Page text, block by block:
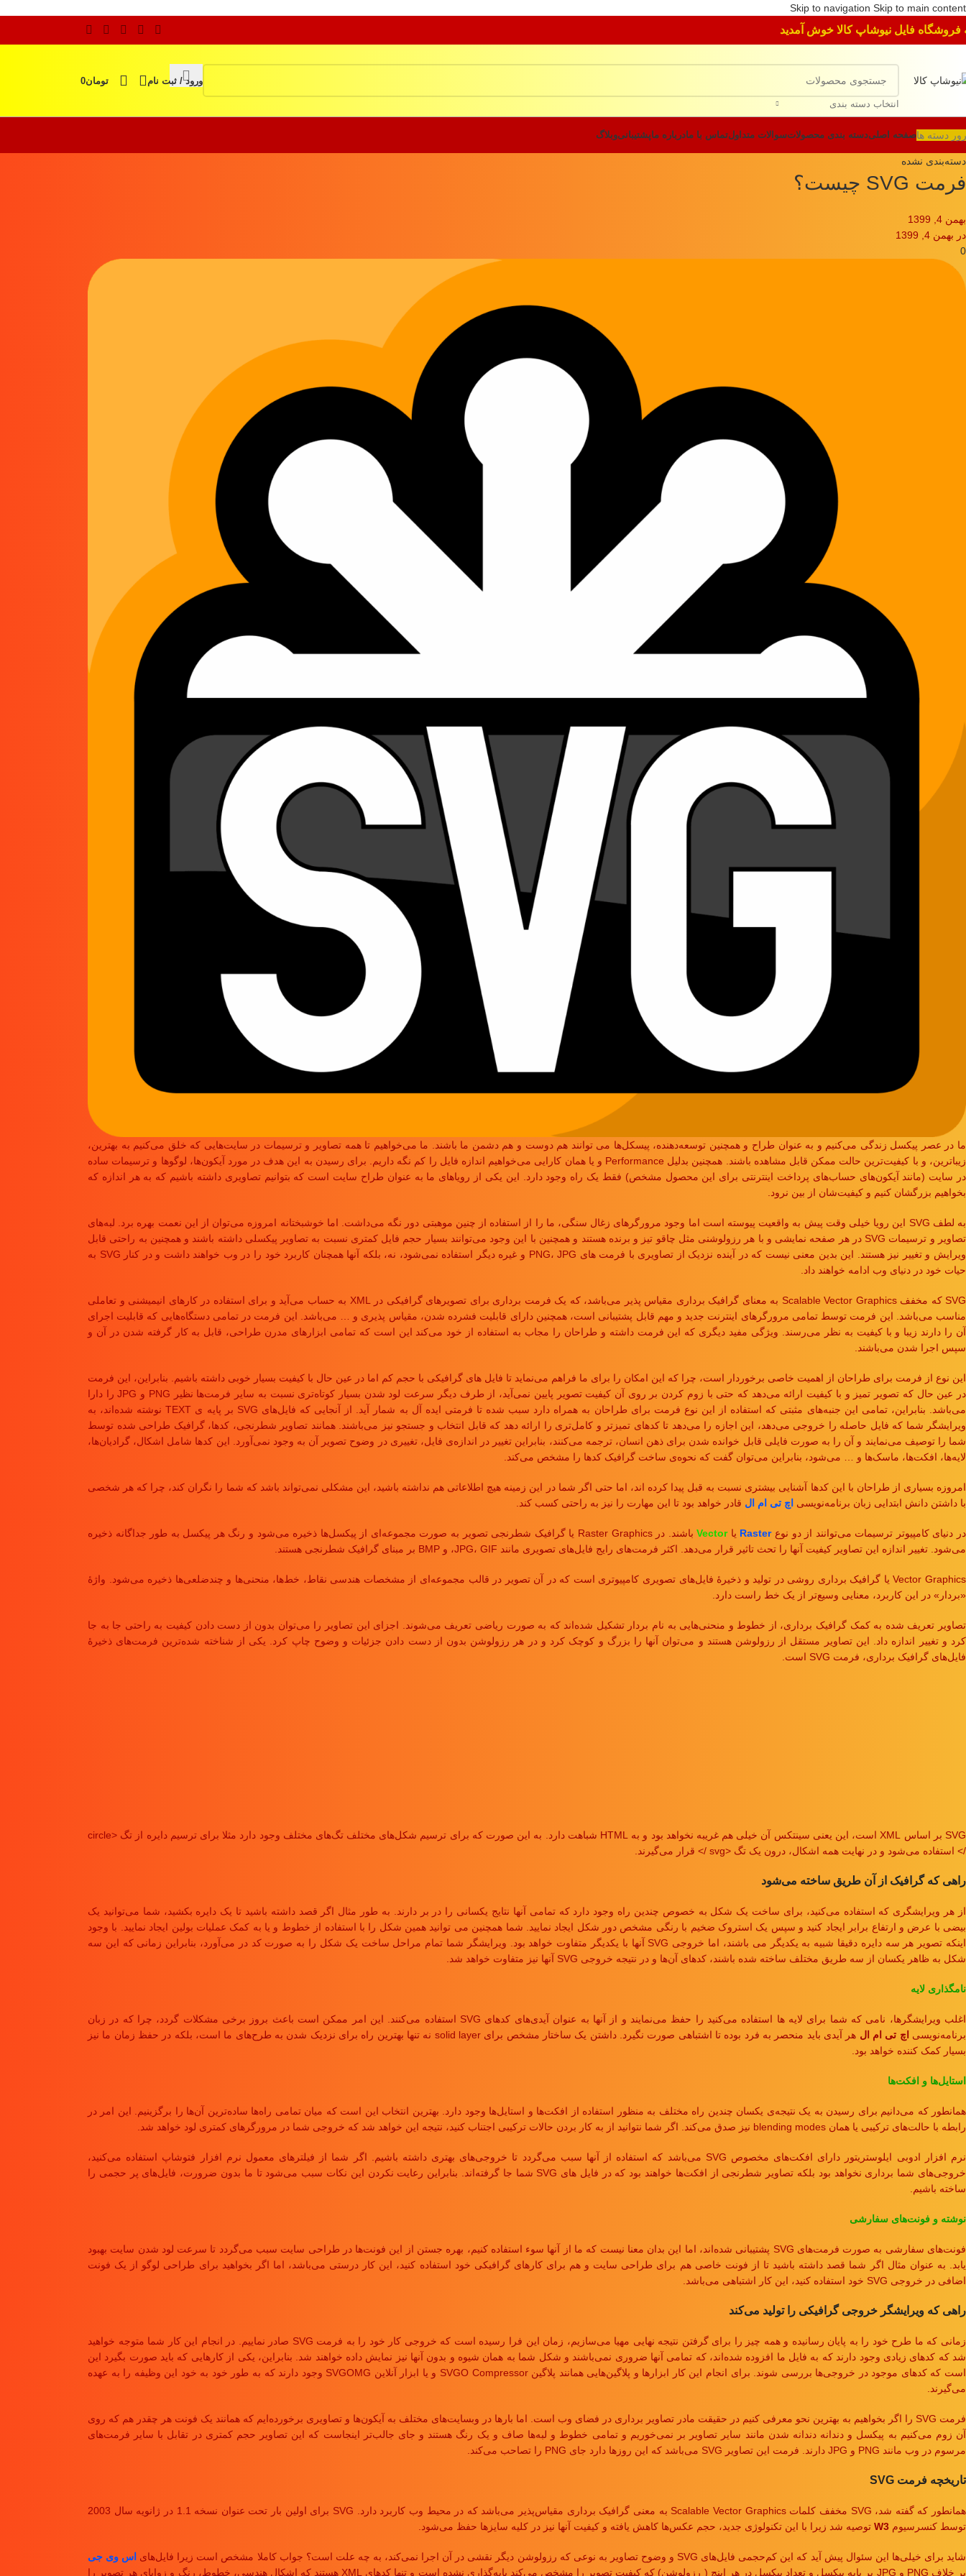
Skip to navigation Skip to main content
فروشگاه فایل نیوشاپ کالا خوش آمدید
انتخاب دسته بندی
ورود / ثبت نام تومان0
دسته هاصفحه اصلیدسته بندی محصولاتسوالات متداولتماس با مادرباره ماپشتیبانیوبلاگ
دسته‌بندی نشده
فرمت SVG چیست؟
بهمن 4, 1399
در بهمن 4, 1399
0
ما در عصر پیکسل زندگی می‌کنیم و به عنوان طراح و همچنین توسعه‌دهنده، پیسکل‌ها می توانند هم دوست و هم دشمن ما باشند. ما می‌خواهیم تا همه تصاویر و ترسیمات در سایت‌هایی که خلق می‌کنیم به بهترین،
زیباترین، و با کیفیت‌ترین حالت ممکن قابل مشاهده باشند. همچنین بدلیل Performance و یا همان کارایی می‌خواهیم اندازه فایل را کم نگه داریم. برای رسیدن به این هدف در مورد آیکون‌ها، لوگوها و ترسیمات ساده
در سایت (مانند آیکون‌های حساب‌های پرداخت اینترنتی برای این محصول مشخص) فقط یک راه وجود دارد. این یکی از رویاهای ما به عنوان طراح سایت است که بتوانیم تصاویری داشته باشیم که به هر اندازه که
بخواهیم بزرگشان کنیم و کیفیت‌شان از بین نرود.
به لطف SVG این رویا خیلی وقت پیش به واقعیت پیوسته است اما وجود مرورگرهای زغال سنگی، ما را از استفاده از چنین موهبتی دور نگه می‌داشت. اما خوشبختانه امروزه می‌توان از این نعمت بهره برد. لبه‌های
تصاویر و ترسیمات SVG در هر صفحه نمایشی و با هر رزولوشنی مثل چاقو تیز و برنده هستند و همچنین با این وجود می‌توانند بسیار حجم فایل کمتری نسبت به تصاویر پیکسلی داشته باشند و همچنین به راحتی قابل
ویرایش و تغییر نیز هستند. این بدین معنی نیست که در آینده نزدیک از تصاویری با فرمت های PNG، JPG و غیره دیگر استفاده نمی‌شود، نه، بلکه آنها همچنان کاربرد خود را در وب خواهند داشت و در کنار SVG به
حیات خود در دنیای وب ادامه خواهند داد.
SVG که مخفف Scalable Vector Graphics به معنای گرافیک برداری مقیاس پذیر می‌باشد، که یک فرمت برداری برای تصویرهای گرافیکی در XML به حساب می‌آید و برای استفاده در کارهای انیمیشنی و تعاملی
مناسب می‌باشد. این فرمت توسط تمامی مرورگرهای اینترنت جدید و مهم قابل پشتیبانی است، همچنین دارای قابلیت فشرده شدن، مقیاس پذیری و … می‌باشد. این فرمت در تمامی دستگاه‌هایی که قابلیت اجرای
آن را دارند زیبا و با کیفیت به نظر می‌رسند. ویژگی مفید دیگری که این فرمت داشته و طراحان را مجاب به استفاده از خود می‌کند این است که تمامی ابزارهای مدرن طراحی، قابل به کار گرفته شدن در آن و
سپس اجرا شدن می‌باشند.
این نوع از فرمت برای طراحان از اهمیت خاصی برخوردار است، چرا که این امکان را برای ما فراهم می‌نماید تا فایل های گرافیکی با حجم کم اما در عین حال با کیفیت بسیار خوبی داشته باشیم. بنابراین، این فرمت
در عین حال که تصویر تمیز و با کیفیت ارائه می‌دهد که حتی با زوم کردن بر روی آن کیفیت تصویر پایین نمی‌آید، از طرف دیگر سرعت لود شدن بسیار کوتاه‌تری نسبت به سایر فرمت‌ها نظیر PNG و JPG را دارا
می‌باشد. بنابراین، تمامی این جنبه‌های مثبتی که استفاده از این نوع فرمت برای طراحان به همراه دارد سبب شده تا فرمتی ایده آل به شمار آید. از آنجایی که فایل‌های SVG بر پایه ی TEXT نوشته شده‌اند، به
ویرایشگر شما که فایل حاصله را خروجی می‌دهد، این اجازه را می‌دهد تا کدهای تمیزتر و کامل‌تری را ارائه دهد که قابل انتخاب و جستجو نیز می‌باشند. همانند تصاویر شطرنجی، کدها، گرافیک طراحی شده توسط
شما را توصیف می‌نمایند و آن را به صورت فایلی قابل خوانده شدن برای ذهن انسان، ترجمه می‌کنند، بنابراین تغییر در اندازه‌ی فایل، تغییری در وضوح تصویر آن به وجود نمی‌آورد. این کدها شامل اشکال، گرادیان‌ها،
لایه‌ها، افکت‌ها، ماسک‌ها و … می‌شود، بنابراین می‌توان گفت که نحوه‌ی ساخت گرافیک کدها را مشخص می‌کند.
امروزه بسیاری از طراحان با این کدها آشنایی بیشتری نسبت به قبل پیدا کرده اند، اما حتی اگر شما در این زمینه هیچ اطلاعاتی هم نداشته باشید، این مشکلی نمی‌تواند باشد که شما را نگران کند، چرا که هر شخصی
با داشتن دانش ابتدایی زبان برنامه‌نویسی اچ تی ام ال قادر خواهد بود تا این مهارت را نیز به راحتی کسب کند.
در دنیای کامپیوتر ترسیمات می‌توانند از دو نوعRaster یاVector
باشند. در Raster Graphics یا گرافیک شطرنجی تصویر به صورت مجموعه‌ای از پیکسل‌ها ذخیره می‌شود و رنگ هر پیکسل به طور جداگانه ذخیره
می‌شود. تغییر اندازه این تصاویر کیفیت آنها را تحث تاثیر قرار می‌دهد. اکثر فرمت‌های رایج فایل‌های تصویری مانند JPG، GIF، و BMP بر مبنای گرافیک شطرنجی هستند.
Vector Graphics یا گرافیک برداری روشی در تولید و ذخیرهٔ فایل‌های تصویری کامپیوتری است که در آن تصویر در قالب مجموعه‌ای از مشخصات هندسی نقاط، خط‌ها، منحنی‌ها و چندضلعی‌ها ذخیره می‌شود. واژهٔ
«بردار» در این کاربرد، معنایی وسیع‌تر از یک خط راست دارد.
تصاویر تعریف شده به کمک گرافیک برداری، از خطوط و منحنی‌هایی به نام بردار تشکیل شده‌اند که به صورت ریاضی تعریف می‌شوند. اجزای این تصاویر را می‌توان بدون از دست دادن کیفیت به راحتی جا به جا
کرد و تغییر اندازه داد. این تصاویر مستقل از رزولوشن هستند و می‌توان آنها را بزرگ و کوچک کرد و در هر رزولوشن بدون از دست دادن جزئیات و وضوح چاپ کرد. یکی از شناخته شده‌ترین فرمت‌های ذخیرهٔ
فایل‌های گرافیک برداری، فرمت SVG است.
SVG بر اساس XML است، این یعنی سینتکس آن خیلی هم غریبه نخواهد بود و به HTML شباهت دارد. به این صورت که برای ترسیم شکل‌های مختلف تگ‌های مختلف وجود دارد مثلا برای ترسیم دایره از تگ <circle
/> استفاده می‌شود و در نهایت همه اشکال، درون یک تگ <svg /> قرار می‌گیرند.
راهی که گرافیک از آن طریق ساخته می‌شود
از هر ویرایشگری که استفاده می‌کنید، برای ساخت یک شکل به خصوص چندین راه وجود دارد که تمامی آنها نتایج یکسانی را در بر دارند. به طور مثال اگر قصد داشته باشید تا یک دایره بکشید، شما می‌توانید یک
بیضی با عرض و ارتفاع برابر ایجاد کنید و سپس یک استروک ضخیم با رنگی مشخص دور شکل ایجاد نمایید. شما همچنین می توانید همین شکل را با استفاده از خطوط و یا به کمک عملیات بولین ایجاد نمایید. با وجود
اینکه تصویر هر سه دایره دقیقا شبیه به یکدیگر می باشند، اما خروجی SVG آنها با یکدیگر متفاوت خواهد بود. ویرایشگر شما تمام مراحل ساخت یک شکل را به صورت کد در می‌آورد، بنابراین زمانی که این سه
شکل به ظاهر یکسان از سه طریق مختلف ساخته شده باشند، کدهای آن‌ها و در نتیجه خروجی SVG آنها نیز متفاوت خواهد شد.
نامگذاری لایه
اغلب ویرایشگرها، نامی که شما برای لایه ها استفاده می‌کنید را حفظ می‌نمایند و از آنها به عنوان آیدی‌های کدهای SVG استفاده می‌کنند. این امر ممکن است باعث بروز برخی مشکلات گردد، چرا که در زبان
برنامه‌نویسی اچ تی ام ال
هر آیدی باید منحصر به فرد بوده تا اشتباهی صورت نگیرد. داشتن یک ساختار مشخص برای solid layer نه تنها بهترین راه برای نزدیک شدن به طرح‌های ما است، بلکه در حفظ زمان ما نیز
بسیار کمک کننده خواهد بود.
استایل‌ها و افکت‌ها
همانطور که می‌دانیم برای رسیدن به یک نتیجه‌ی یکسان چندین راه مختلف به منظور استفاده از افکت‌ها و استایل‌ها وجود دارد. بهترین انتخاب این است که میان تمامی راه‌ها ساده‌ترین آن‌ها را برگزینیم. این امر در
رابطه با حالت‌های ترکیبی یا همان blending modes نیز صدق می‌کند. اگر شما نتوانید از به کار بردن حالات ترکیبی اجتناب کنید، نتیجه این خواهد شد که خروجی شما در مرورگرهای کمتری لود خواهد شد.
نرم افزار ادوبی ایلوستریتور دارای افکت‌های مخصوص SVG می‌باشد که استفاده از آنها سبب می‌گردد تا خروجی‌های بهتری داشته باشیم. اگر شما از فیلترهای معمول نرم افزار فتوشاپ استفاده می‌کنید،
خروجی‌های شما برداری نخواهد بود بلکه تصاویر شطرنجی از افکت‌ها خواهند بود که در فایل های SVG شما جا گرفته‌اند. بنابراین رعایت نکردن این نکات سبب می‌شود تا ما بدون ضرورت، فایل‌های پر حجمی را
ساخته باشیم.
نوشته و فونت‌های سفارشی
فونت‌های سفارشی به صورت فرمت‌های SVG پشتیبانی شده‌اند، اما این بدان معنا نیست که ما از آنها سوء استفاده کنیم، بهره جستن از این فونت‌ها در طراحی سایت سبب می‌گردد تا سرعت لود شدن سایت بهبود
یابد. به عنوان مثال اگر شما قصد داشته باشید تا از فونت خاصی هم برای طراحی سایت و هم برای کارهای گرافیکی خود استفاده کنید، این کار درستی می‌باشد، اما اگر بخواهید برای طراحی لوگو از یک فونت
اضافی در خروجی SVG خود استفاده کنید، این کار اشتباهی می‌باشد.
راهی که ویرایشگر خروجی گرافیکی را تولید می‌کند
زمانی که ما طرح خود را به پایان رسانیده و همه چیز را برای گرفتن نتیجه نهایی مهیا می‌سازیم، زمان این فرا رسیده است که خروجی کار خود را به فرمت SVG صادر نماییم. در انجام این کار شما متوجه خواهید
شد که کدهای زیادی وجود دارند که به فایل ما افزوده شده‌اند، که تمامی آنها ضروری نمی‌باشند و شکل شما به همان شیوه و بدون آنها نیز نمایش داده خواهند شد. بنابراین، یکی از کارهایی که باید صورت بگیرد این
است که کدهای موجود در خروجی‌ها بررسی شوند. برای انجام این کار ابزارها و پلاگین‌هایی همانند پلاگین SVGO Compressor و یا ابزار آنلاین SVGOMG وجود دارند که به طور خود به خود این وظیفه را به عهده
می‌گیرند.
فرمت SVG را اگر بخواهیم به بهترین نحو معرفی کنیم در حقیقت مادر تصاویر برداری در فضای وب است. اما بارها در وبسایت‌های مختلف به آیکون‌ها و تصاویری برخورده‌ایم که همانند یک فونت هر چقدر هم که روی
آن زوم می‌کنیم به پیکسل و دندانه دندانه شدن مانند سایر تصاویر بر نمی‌خوریم و تمامی خطوط و لبه‌ها صاف و یک رنگ هستند و جای جالب‌تر اینجاست که این تصاویر حجم کمتری در تقابل با سایر فرمت‌های
مرسوم در وب مانند PNG و JPG دارند. فرمت این تصاویر SVG می‌باشد که این روزها دارد جای PNG را تصاحب می‌کند.
تاریخچه فرمت SVG
همانطور که گفته شد، SVG مخفف کلمات Scalable Vector Graphics به معنی گرافیک برداری مقیاس‌پذیر می‌باشد که در محیط وب کاربرد دارد. SVG برای اولین بار تحت عنوان نسخه 1.1 در ژانویه سال 2003
توسط کنسرسیوم W3 توصیه شد زیرا با این تکنولوژی جدید، حجم عکس‌ها کاهش یافته و کیفیت آنها نیز در کلیه سایزها حفظ می‌شود.
شاید برای خیلی‌ها این سئوال پیش آید که این کم‌حجمی فایل‌های SVG و وضوح تصاویر به نوعی که رزولوشن دیگر نقشی در آن اجرا نمی‌کند، به چه علت است؟ جواب کاملا مشخص است زیرا فایل‌های
اس وی جی
بر خلاف PNG و JPG بر پایه پیکسل و تعداد پیکسل در هر اینچ ( رزولوشن) که کیفیت تصویر را مشخص می‌کند پایه‌گذاری نشده است و تنها کدهای XML هستند که اشکال هندسی، خطوط، رنگ و زوایای هر تصویر را